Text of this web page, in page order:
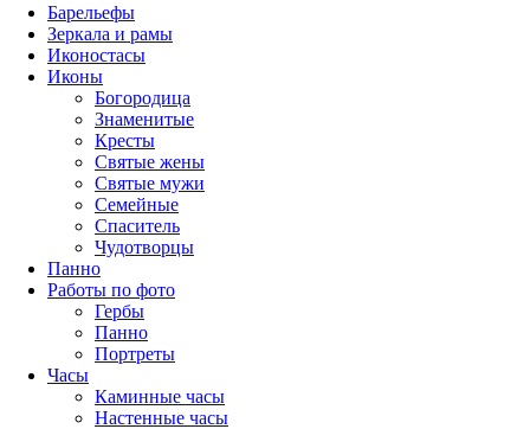
Барельефы
Зеркала и рамы
Иконостасы
Иконы
Богородица
Знаменитые
Кресты
Святые жены
Святые мужи
Семейные
Спаситель
Чудотворцы
Панно
Работы по фото
Гербы
Панно
Портреты
Часы
Каминные часы
Настенные часы